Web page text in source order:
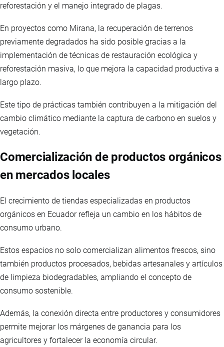
reforestación y el manejo integrado de plagas.
En proyectos como Mirana, la recuperación de terrenos
previamente degradados ha sido posible gracias a la
implementación de técnicas de restauración ecológica y
reforestación masiva, lo que mejora la capacidad productiva a
largo plazo.
Este tipo de prácticas también contribuyen a la mitigación del
cambio climático mediante la captura de carbono en suelos y
vegetación.
Comercialización de productos orgánicos
en mercados locales
El crecimiento de tiendas especializadas en productos
orgánicos en Ecuador refleja un cambio en los hábitos de
consumo urbano.
Estos espacios no solo comercializan alimentos frescos, sino
también productos procesados, bebidas artesanales y artículos
de limpieza biodegradables, ampliando el concepto de
consumo sostenible.
Además, la conexión directa entre productores y consumidores
permite mejorar los márgenes de ganancia para los
agricultores y fortalecer la economía circular.